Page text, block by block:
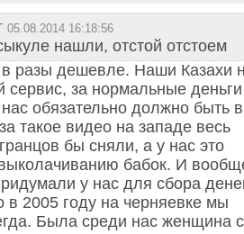
05.08.2014 16:18:56
нашли, отстой отстоем
в разы дешевле. Наши Казахи
сервис, за нормальные деньги
обязательно должно быть в
такое видео на западе весь
бы сняли, а у нас это
бабок. И
у нас для сбора
в 2005 году на черняевке мы
Была среди нас женщина с